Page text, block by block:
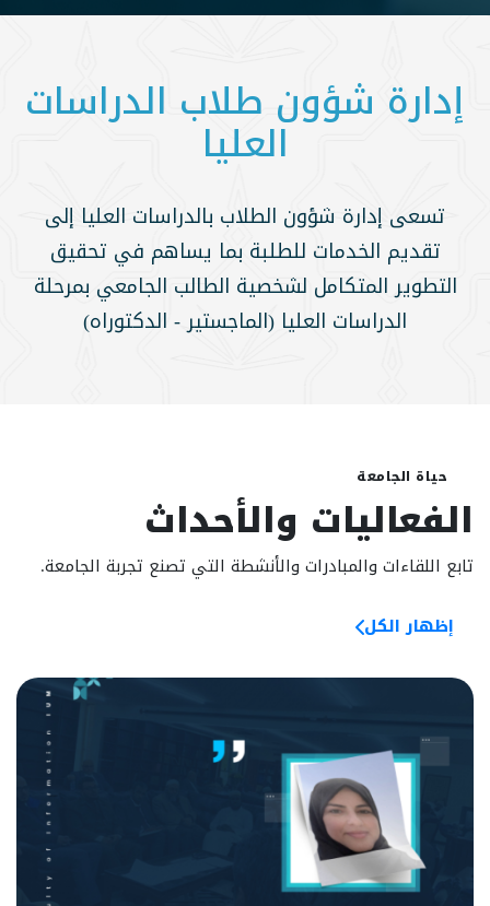
إدارة شؤون طلاب الدراسات
العليا
تسعى إدارة شؤون الطلاب بالدراسات العليا إلى
تقديم الخدمات للطلبة بما يساهم في تحقيق
التطوير المتكامل لشخصية الطالب الجامعي بمرحلة
الدراسات العليا (الماجستير - الدكتوراه)
حياة الجامعة
الفعاليات والأحداث
تابع اللقاءات والمبادرات والأنشطة التي تصنع تجربة الجامعة.
إظهار الكل